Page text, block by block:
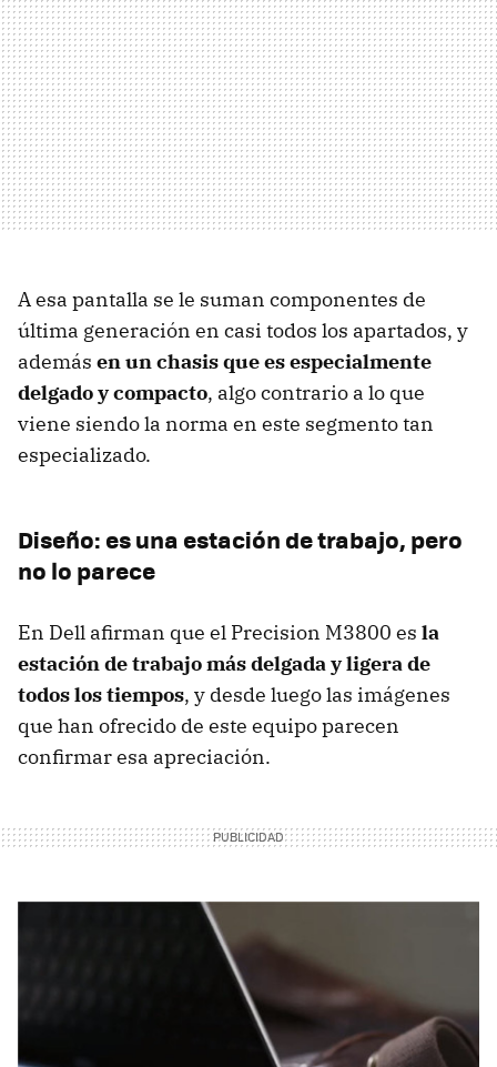
A esa pantalla se le suman componentes de
última generación en casi todos los apartados, y
además en un chasis que es especialmente
delgado y compacto, algo contrario a lo que
viene siendo la norma en este segmento tan
especializado.
Diseño: es una estación de trabajo, pero
no lo parece
En Dell afirman que el Precision M3800 es la
estación de trabajo más delgada y ligera de
todos los tiempos, y desde luego las imágenes
que han ofrecido de este equipo parecen
confirmar esa apreciación.